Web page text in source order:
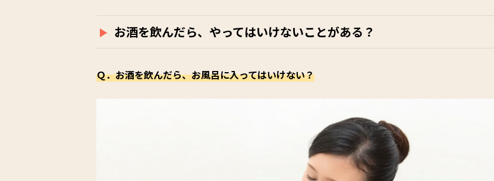
お酒を飲んだら、やってはいけないことがある？
Ｑ．お酒を飲んだら、お風呂に入ってはいけない？